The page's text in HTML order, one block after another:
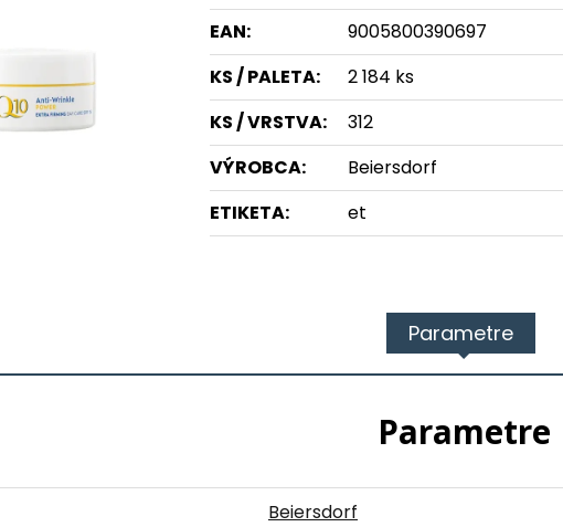
EAN:
9005800390697
KS / PALETA:
2 184 ks
KS / VRSTVA:
312
VÝROBCA:
Beiersdorf
ETIKETA:
et
Parametre
Parametre
Beiersdorf